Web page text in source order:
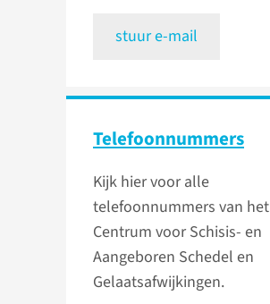
stuur e-mail
Telefoon­nummers
Kijk hier voor alle
telefoonnummers van het
Centrum voor Schisis- en
Aangeboren Schedel en
Gelaats­afwijkingen.